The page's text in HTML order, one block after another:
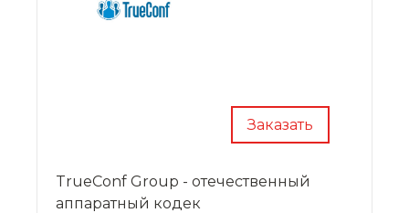
Заказать
TrueConf Group - отечественный
аппаратный кодек